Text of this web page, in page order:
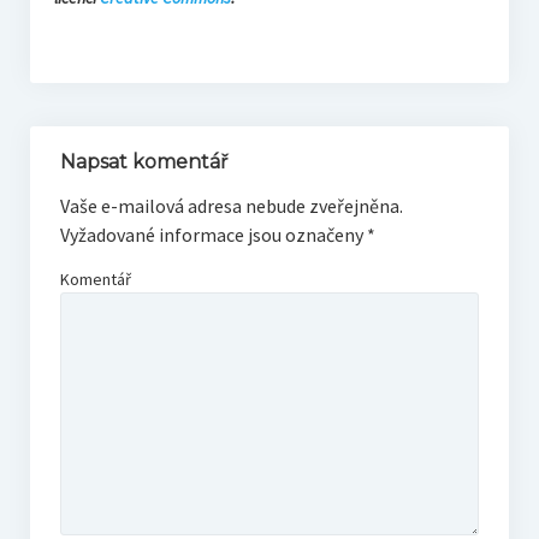
Napsat komentář
Vaše e-mailová adresa nebude zveřejněna.
Vyžadované informace jsou označeny *
Komentář